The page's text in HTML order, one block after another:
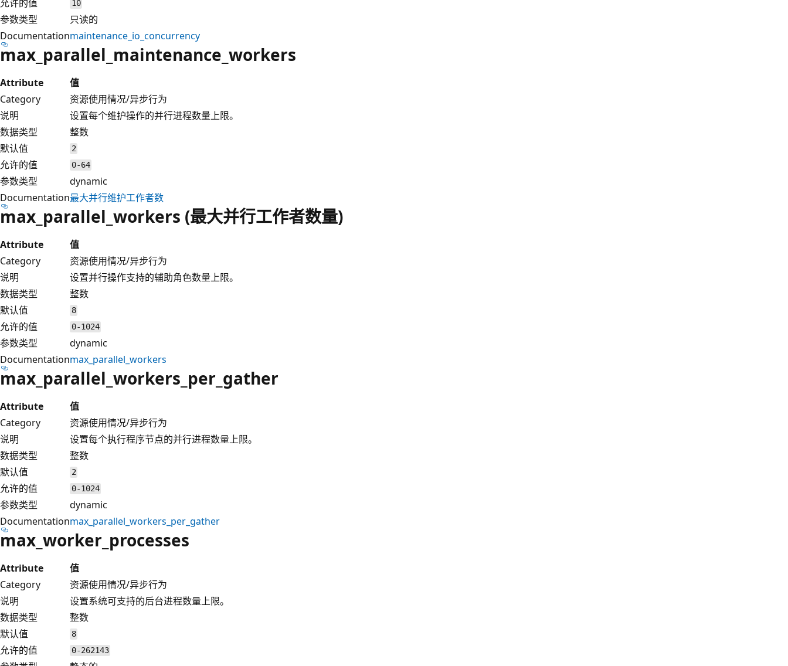
允许的值 10
参数类型
只读的
Documentationmaintenance_io_concurrency
max_parallel_maintenance_workers
Attribute
值
Category
资源使用情况/异步行为
说明
设置每个维护操作的并行进程数量上限。
数据类型
整数
默认值
2
允许的值 0-64
参数类型
dynamic
Documentation最大并行维护工作者数
max_parallel_workers (最大并行工作者数量)
Attribute
值
Category
资源使用情况/异步行为
说明
设置并行操作支持的辅助角色数量上限。
数据类型
整数
默认值
8
允许的值 0-1024
参数类型
dynamic
Documentationmax_parallel_workers
max_parallel_workers_per_gather
Attribute
值
Category
资源使用情况/异步行为
说明
设置每个执行程序节点的并行进程数量上限。
数据类型
整数
默认值
2
允许的值 0-1024
参数类型
dynamic
Documentationmax_parallel_workers_per_gather
max_worker_processes
Attribute
值
Category
资源使用情况/异步行为
说明
设置系统可支持的后台进程数量上限。
数据类型
整数
默认值
8
允许的值 0-262143